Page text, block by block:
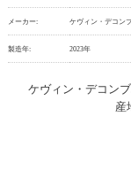
メーカー: ケヴィン・デコン
製造年: 2023年
ケヴィン・デコン
産